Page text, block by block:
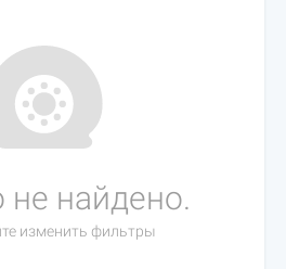
не найдено.
изменить фильтры